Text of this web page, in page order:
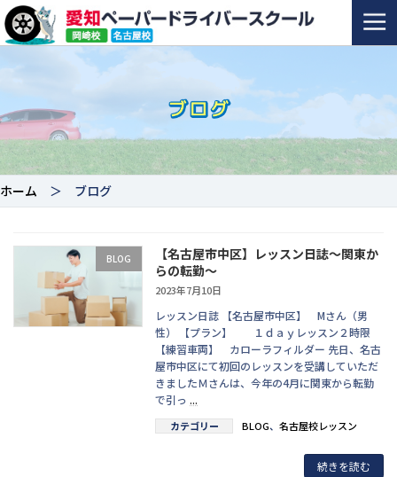
ホーム ＞ ブログ
BLOG
【名古屋市中区】レッスン日誌～関東か
らの転勤～
2023年7月10日
レッスン日誌 【名古屋市中区】 Mさん（男
性） 【プラン】 １ｄａｙレッスン２時限
【練習車両】 カローラフィルダー 先日、名古
屋市中区にて初回のレッスンを受講していただ
きましたＭさんは、今年の4月に関東から転勤
で引っ...
カテゴリー BLOG、名古屋校レッスン
続きを読む